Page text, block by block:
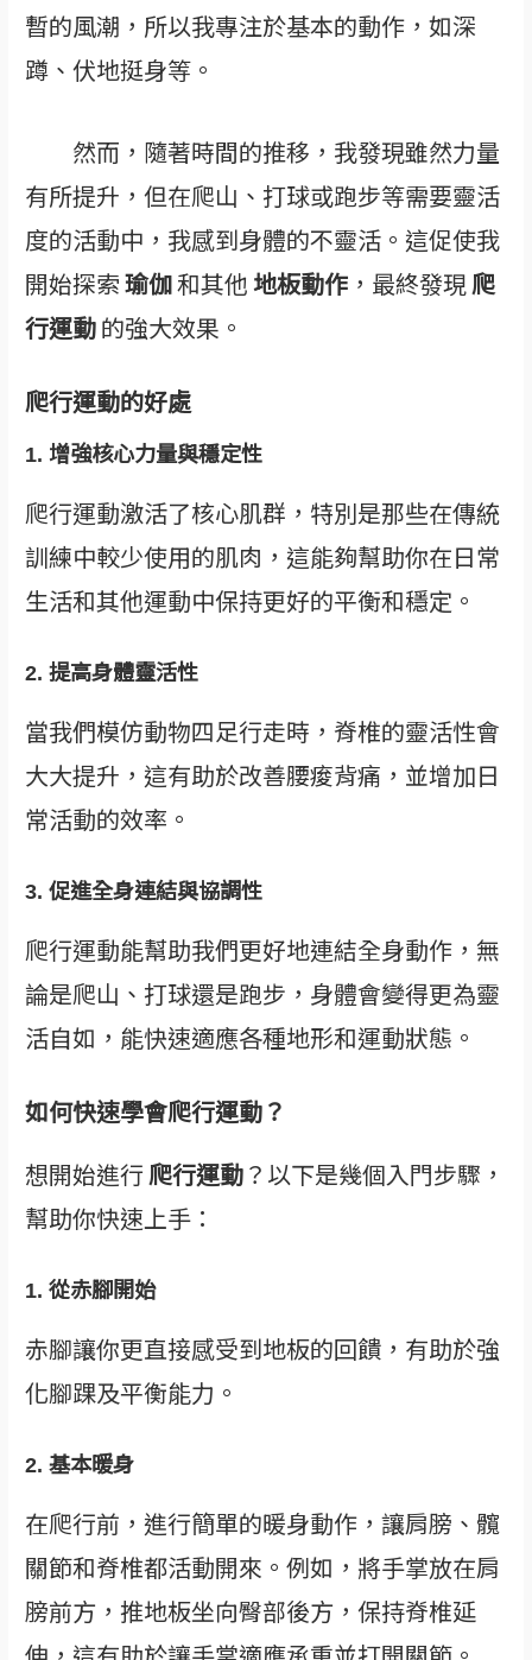
暫的風潮，所以我專注於基本的動作，如深
蹲、伏地挺身等。
然而，隨著時間的推移，我發現雖然力量
有所提升，但在爬山、打球或跑步等需要靈活
度的活動中，我感到身體的不靈活。這促使我
開始探索瑜伽和其他地板動作 ，最終發現爬
行運動的強大效果。
爬行運動的好處
1.增強核心力量與穩定性
爬行運動激活了核心肌群，特別是那些在傳統
訓練中較少使用的肌肉，這能夠幫助你在日常
生活和其他運動中保持更好的平衡和穩定。
2.提高身體靈活性
當我們模仿動物四足行走時，脊椎的靈活性會
大大提升，這有助於改善腰痠背痛，並增加日
常活動的效率。
3.促進全身連結與協調性
爬行運動能幫助我們更好地連結全身動作，無
論是爬山、打球還是跑步，身體會變得更為靈
活自如，能快速適應各種地形和運動狀態。
如何快速學會爬行運動？
想開始進行 爬行運動？以下是幾個入門步驟，
幫助你快速上手：
1.從赤腳開始
赤腳讓你更直接感受到地板的回饋，有助於強
化腳踝及平衡能力。
2.基本暖身
在爬行前，進行簡單的暖身動作，讓肩膀、髖
關節和脊椎都活動開來。例如，將手掌放在肩
膀前方，推地板坐向臀部後方，保持脊椎延